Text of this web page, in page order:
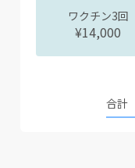
ワクチン3回
¥14,000